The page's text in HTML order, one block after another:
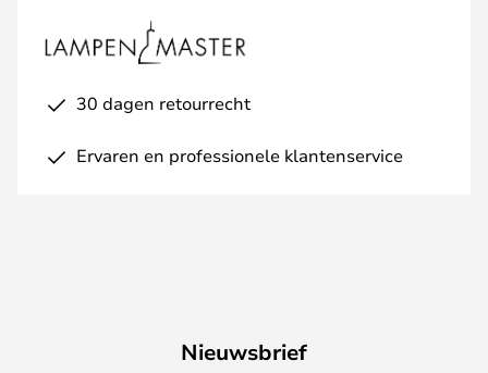
30 dagen retourrecht
Ervaren en professionele klantenservice
Nieuwsbrief